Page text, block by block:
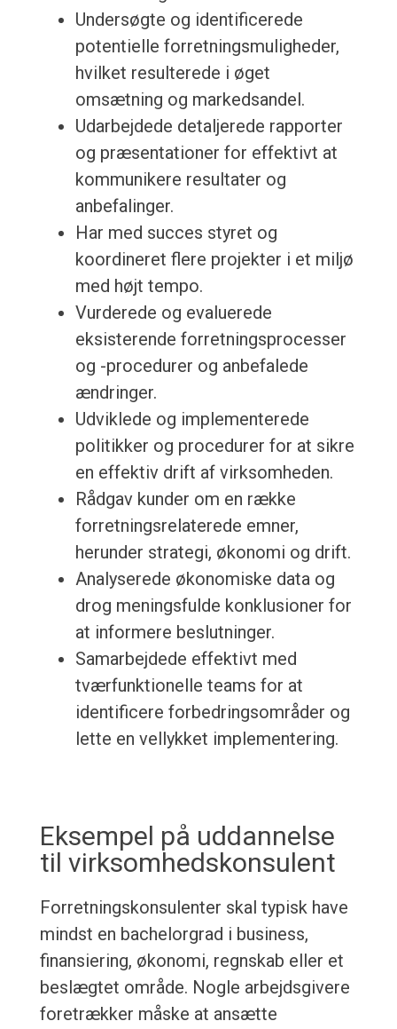
Undersøgte og identificerede
potentielle forretningsmuligheder,
hvilket resulterede i øget
omsætning og markedsandel.
Udarbejdede detaljerede rapporter
og præsentationer for effektivt at
kommunikere resultater og
anbefalinger.
Har med succes styret og
koordineret flere projekter i et miljø
med højt tempo.
Vurderede og evaluerede
eksisterende forretningsprocesser
og -procedurer og anbefalede
ændringer.
Udviklede og implementerede
politikker og procedurer for at sikre
en effektiv drift af virksomheden.
Rådgav kunder om en række
forretningsrelaterede emner,
herunder strategi, økonomi og drift.
Analyserede økonomiske data og
drog meningsfulde konklusioner for
at informere beslutninger.
Samarbejdede effektivt med
tværfunktionelle teams for at
identificere forbedringsområder og
lette en vellykket implementering.
Eksempel på uddannelse
til virksomhedskonsulent
Forretningskonsulenter skal typisk have
mindst en bachelorgrad i business,
finansiering, økonomi, regnskab eller et
beslægtet område. Nogle arbejdsgivere
foretrækker måske at ansætte